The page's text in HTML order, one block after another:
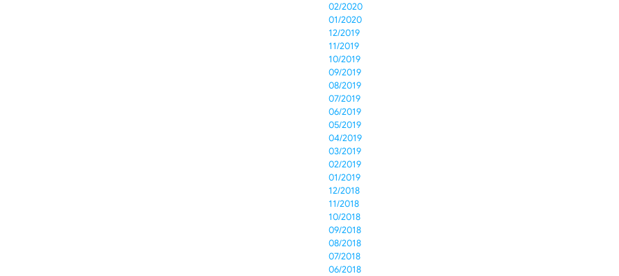
02/2020
01/2020
12/2019
11/2019
10/2019
09/2019
08/2019
07/2019
06/2019
05/2019
04/2019
03/2019
02/2019
01/2019
12/2018
11/2018
10/2018
09/2018
08/2018
07/2018
06/2018